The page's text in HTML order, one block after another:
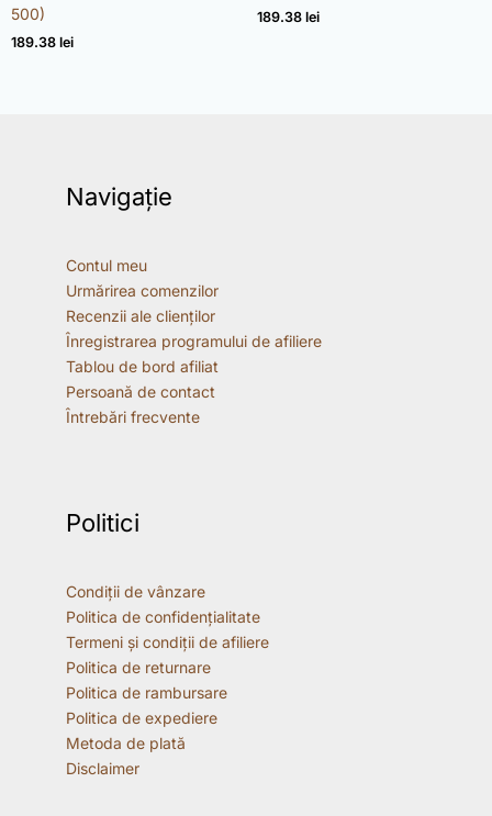
500)
189.38 lei
189.38 lei
Navigație
Contul meu
Urmărirea comenzilor
Recenzii ale clienților
Înregistrarea programului de afiliere
Tablou de bord afiliat
Persoană de contact
Întrebări frecvente
Politici
Condiții de vânzare
Politica de confidențialitate
Termeni și condiții de afiliere
Politica de returnare
Politica de rambursare
Politica de expediere
Metoda de plată
Disclaimer